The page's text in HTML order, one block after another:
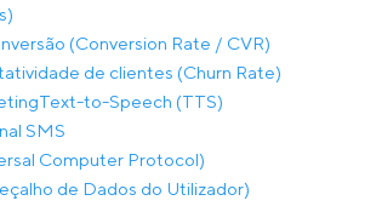
(Conversion Rate / CVR)
de clientes (Churn Rate)
Text-to-Speech (TTS)
SMS
Computer Protocol)
de Dados do Utilizador)